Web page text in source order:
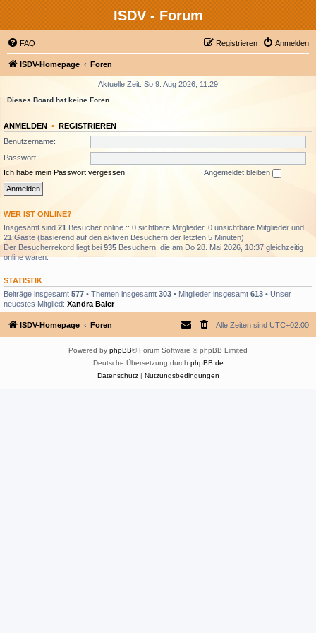
ISDV - Forum
FAQ Anmelden
Registrieren
ISDV-Homepage Foren
Aktuelle Zeit: So 9. Aug 2026, 11:29
Dieses Board hat keine Foren.
ANMELDEN • REGISTRIEREN
Benutzername:
Passwort:
Ich habe mein Passwort vergessen
Angemeldet bleiben
WER IST ONLINE?
Insgesamt sind 21 Besucher online :: 0 sichtbare Mitglieder, 0 unsichtbare Mitglieder und
21 Gäste (basierend auf den aktiven Besuchern der letzten 5 Minuten)
Der Besucherrekord liegt bei 935 Besuchern, die am Do 28. Mai 2026, 10:37 gleichzeitig
online waren.
STATISTIK
Beiträge insgesamt 577 • Themen insgesamt 303 • Mitglieder insgesamt 613 • Unser
neuestes Mitglied: Xandra Baier
ISDV-Homepage Foren Alle Zeiten sind UTC+02:00
Powered by phpBB® Forum Software © phpBB Limited
Deutsche Übersetzung durch phpBB.de
Datenschutz| Nutzungsbedingungen